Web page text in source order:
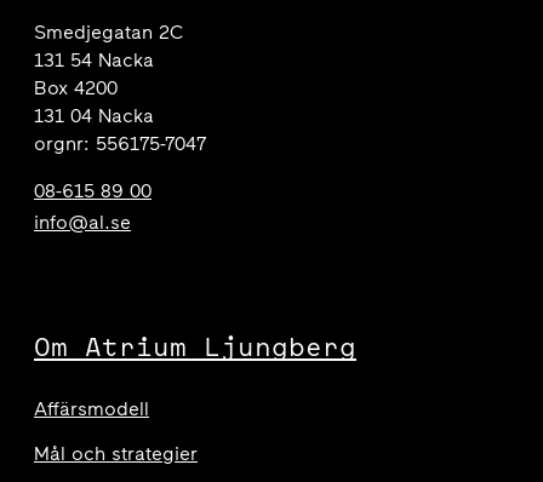
Smedjegatan 2C
131 54 Nacka
Box 4200
131 04 Nacka
orgnr: 556175-7047
08-615 89 00
info@al.se
Om Atrium Ljungberg
Affärsmodell
Mål och strategier